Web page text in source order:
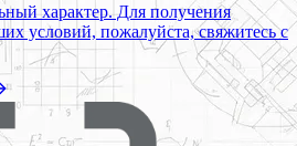
характер. Для получения
условий, пожалуйста, свяжитесь с